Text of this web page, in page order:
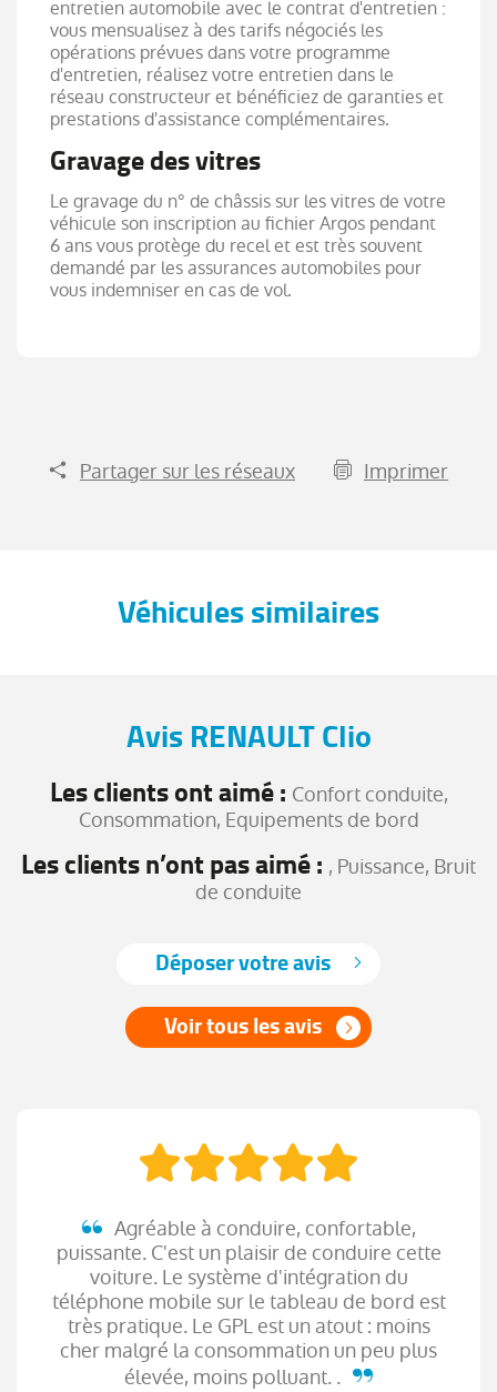
entretien automobile avec le contrat d'entretien :
vous mensualisez à des tarifs négociés les
opérations prévues dans votre programme
d'entretien, réalisez votre entretien dans le
réseau constructeur et bénéficiez de garanties et
prestations d'assistance complémentaires.
Gravage des vitres
Le gravage du n° de châssis sur les vitres de votre
véhicule son inscription au fichier Argos pendant
6 ans vous protège du recel et est très souvent
demandé par les assurances automobiles pour
vous indemniser en cas de vol.
Partager sur les réseaux Imprimer
Véhicules similaires
Avis RENAULT Clio
Les clients ont aimé : Confort conduite,
Consommation, Equipements de bord
Les clients n’ont pas aimé : , Puissance, Bruit
de conduite
Déposer votre avis
Voir tous les avis
Agréable à conduire, confortable,
puissante. C'est un plaisir de conduire cette
voiture. Le système d'intégration du
téléphone mobile sur le tableau de bord est
très pratique. Le GPL est un atout : moins
cher malgré la consommation un peu plus
élevée, moins polluant. .